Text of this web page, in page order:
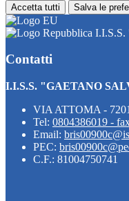
Accetta tutti Salva le
Contatti
I.I.S.S. "GAETANO
VIA ATTOMA -
Tel: 0804386019 -
Email:
PEC:
C.F.: 81004750741